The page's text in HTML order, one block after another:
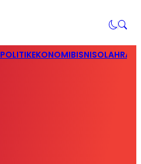
POLITIKEKONOMIBISNIS